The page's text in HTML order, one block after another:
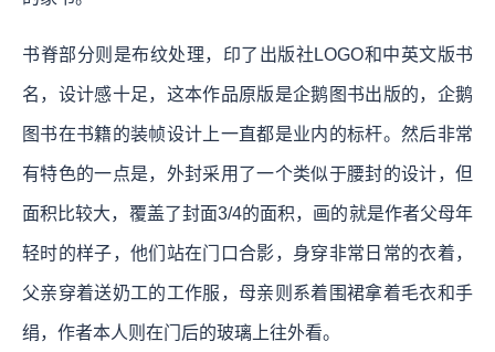
书脊部分则是布纹处理，印了出版社LOGO和中英文版书
名，设计感十足，这本作品原版是企鹅图书出版的，企鹅
图书在书籍的装帧设计上一直都是业内的标杆。然后非常
有特色的一点是，外封采用了一个类似于腰封的设计，但
面积比较大，覆盖了封面3/4的面积，画的就是作者父母年
轻时的样子，他们站在门口合影，身穿非常日常的衣着，
父亲穿着送奶工的工作服，母亲则系着围裙拿着毛衣和手
绢，作者本人则在门后的玻璃上往外看。